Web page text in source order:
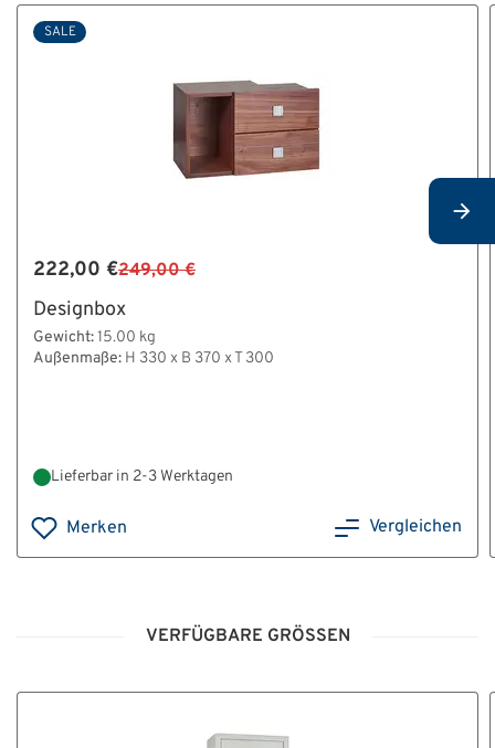
SALE
222,00 €249,00 €
Designbox
Gewicht:15.00 kg
Außenmaße: H 330 x B 370 x T 300
Lieferbar in 2-3 Werktagen
Merken Vergleichen
VERFÜGBARE GRÖSSEN